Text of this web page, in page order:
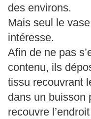
des environs.
Mais seul le
intéresse.
Afin de ne pas
contenu, ils
tissu recouvrant
dans un buisson
recouvre